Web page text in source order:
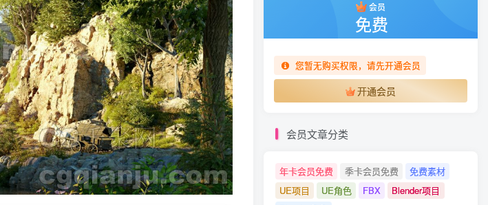
会员
免费
您暂无购买权限，请先开通会员
开通会员
会员文章分类
年卡会员免费 季卡会员免费
免费素材
UE项目
UE角色 FBX
Blender项目